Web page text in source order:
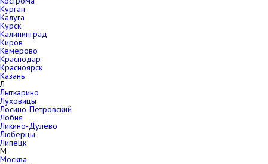
Курган
Калуга
Курск
Калининград
Киров
Кемерово
Краснодар
Красноярск
Казань
Л
Лыткарино
Луховицы
Лосино-Петровский
Лобня
Ликино-Дулёво
Люберцы
Липецк
М
Москва